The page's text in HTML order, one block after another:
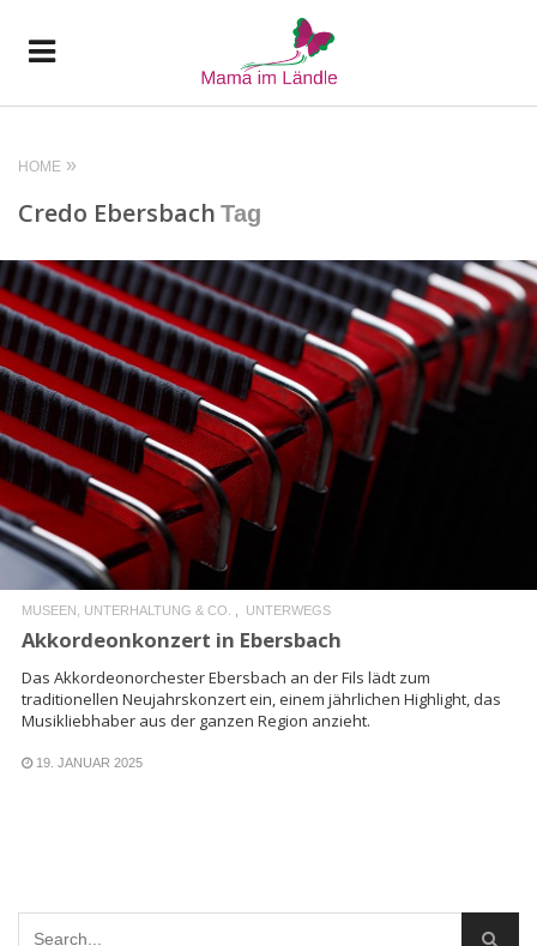
HOME
Credo Ebersbach Tag
READ MORE
MUSEEN, UNTERHALTUNG & CO. UNTERWEGS
Akkordeonkonzert in Ebersbach
Das Akkordeonorchester Ebersbach an der Fils lädt zum
traditionellen Neujahrskonzert ein, einem jährlichen Highlight, das
Musikliebhaber aus der ganzen Region anzieht.
19. JANUAR 2025